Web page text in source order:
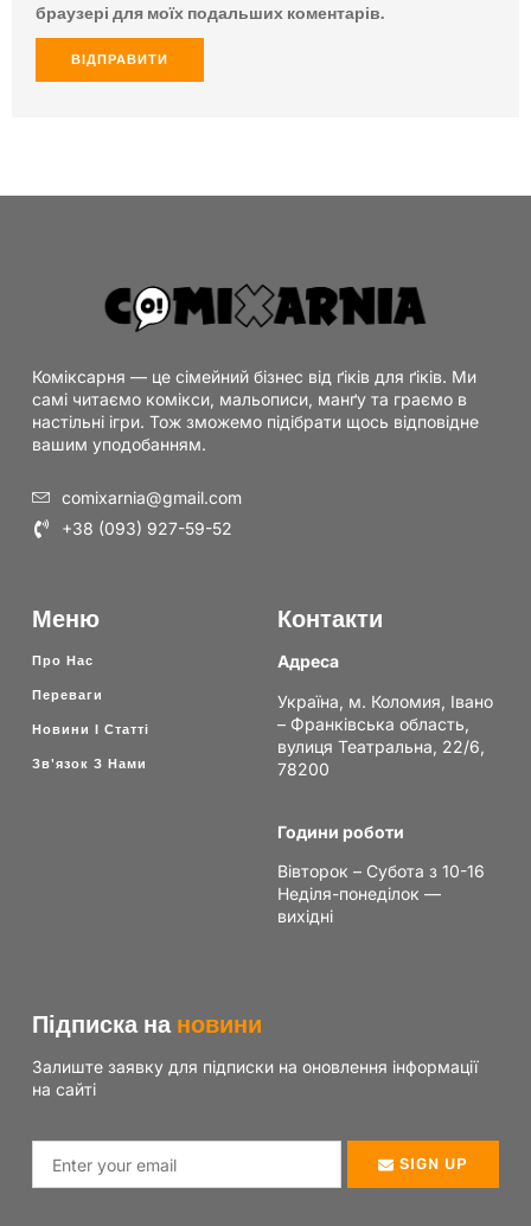
браузері для моїх подальших коментарів.
Коміксарня — це сімейний бізнес від ґіків для ґіків. Ми
самі читаємо комікси, мальописи, манґу та граємо в
настільні ігри. Тож зможемо підібрати щось відповідне
вашим уподобанням.
comixarnia@gmail.com
+38 (093) 927-59-52
Меню
Про Нас
Переваги
Новини І Статті
Зв'язок З Нами
Контакти
Адреса
Україна, м. Коломия, Івано
– Франківська область,
вулиця Театральна, 22/6,
78200
Години роботи
Вівторок – Субота з 10-16
Неділя-понеділок —
вихідні
Підписка на новини
Залиште заявку для підписки на оновлення інформації
на сайті
SIGN UP